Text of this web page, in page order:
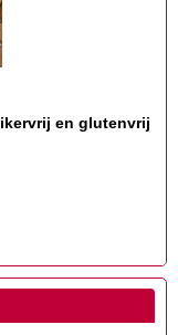
en glutenvrij